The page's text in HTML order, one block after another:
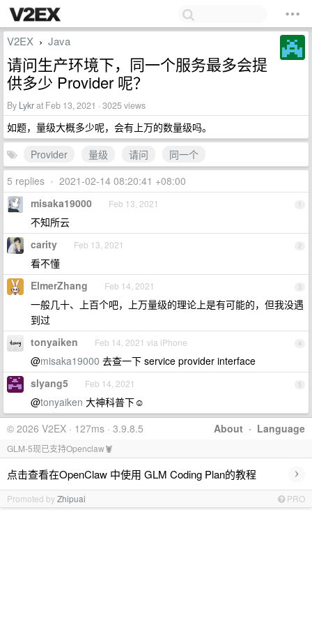
V2EX › Java
请问生产环境下，同一个服务最多会提
供多少 Provider 呢？
By Lykrat Feb 13, 2021 · 3025 views
如题，量级大概多少呢，会有上万的数量级吗。
Provider
量级 请问
同一个
5 replies • 2021-02-14 08:20:41 +08:00
1
misaka19000 Feb 13, 2021
不知所云
2
carity Feb 13, 2021
看不懂
3
ElmerZhang Feb 14, 2021
一般几十、上百个吧，上万量级的理论上是有可能的，但我没遇
到过
4
tonyaiken Feb 14, 2021 via iPhone
@misaka19000 去查一下 service provider interface
5
slyang5 Feb 14, 2021
@tonyaiken 大神科普下☺️
About · Language
© 2026 V2EX · 127ms · 3.9.8.5
GLM-5现已支持Openclaw🦞
点击查看在OpenClaw 中使用 GLM Coding Plan的教程 ›
Promoted byZhipuai PRO